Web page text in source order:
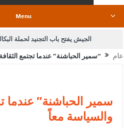
Menu
الجيش يفتح باب التجنيد لحملة
بيان اجتماع عمّان:دعم الوصاية
الأمن يتلف 16 مليون حبة كبتاجون و1480 كغم مواد مخدرة
النواب يقر مشروع
عام “سمير الحباشنة” عندما تجتمع
والسياسة معاً